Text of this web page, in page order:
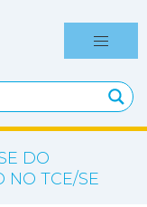
DO
NO TCE/SE